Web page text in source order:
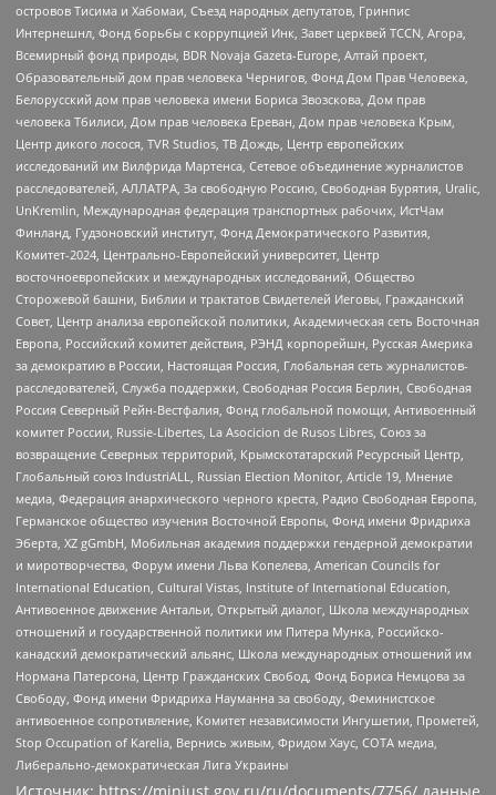
островов Тисима и Хабомаи, Съезд народных депутатов, Гринпис
Интернешнл, Фонд борьбы с коррупцией Инк, Завет церквей TCCN, Агора,
Всемирный фонд природы, BDR Novaja Gazeta-Europe, Алтай проект,
Образовательный дом прав человека Чернигов, Фонд Дом Прав Человека,
Белорусский дом прав человека имени Бориса Звозскова, Дом прав
человека Тбилиси, Дом прав человека Ереван, Дом прав человека Крым,
Центр дикого лосося, TVR Studios, ТВ Дождь, Центр европейских
исследований им Вилфрида Мартенса, Сетевое объединение журналистов
расследователей, АЛЛАТРА, За свободную Россию, Свободная Бурятия, Uralic,
UnKremlin, Международная федерация транспортных рабочих, ИстЧам
Финланд, Гудзоновский институт, Фонд Демократического Развития,
Комитет-2024, Центрально-Европейский университет, Центр
восточноевропейских и международных исследований, Общество
Сторожевой башни, Библии и трактатов Свидетелей Иеговы, Гражданский
Совет, Центр анализа европейской политики, Академическая сеть Восточная
Европа, Российский комитет действия, РЭНД корпорейшн, Русская Америка
за демократию в России, Настоящая Россия, Глобальная сеть журналистов-
расследователей, Служба поддержки, Свободная Россия Берлин, Свободная
Россия Северный Рейн-Вестфалия, Фонд глобальной помощи, Антивоенный
комитет России, Russie-Libertes, La Asocicion de Rusos Libres, Союз за
возвращение Северных территорий, Крымскотатарский Ресурсный Центр,
Глобальный союз IndustriALL, Russian Election Monitor, Article 19, Мнение
медиа, Федерация анархического черного креста, Радио Свободная Европа,
Германское общество изучения Восточной Европы, Фонд имени Фридриха
Эберта, XZ gGmbH, Мобильная академия поддержки гендерной демократии
и миротворчества, Форум имени Льва Копелева, American Councils for
International Education, Cultural Vistas, Institute of International Education,
Антивоенное движение Антальи, Открытый диалог, Школа международных
отношений и государственной политики им Питера Мунка, Российско-
канадский демократический альянс, Школа международных отношений им
Нормана Патерсона, Центр Гражданских Свобод, Фонд Бориса Немцова за
Свободу, Фонд имени Фридриха Науманна за свободу, Феминистское
антивоенное сопротивление, Комитет независимости Ингушетии, Прометей,
Stop Occupation of Karelia, Вернись живым, Фридом Хаус, СОТА медиа,
Либерально-демократическая Лига Украины
Источник: https://minjust.gov.ru/ru/documents/7756/ данные